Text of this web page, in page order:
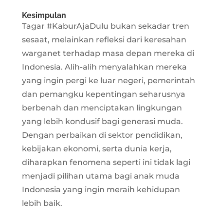
Kesimpulan
Tagar #KaburAjaDulu bukan sekadar tren
sesaat, melainkan refleksi dari keresahan
warganet terhadap masa depan mereka di
Indonesia. Alih-alih menyalahkan mereka
yang ingin pergi ke luar negeri, pemerintah
dan pemangku kepentingan seharusnya
berbenah dan menciptakan lingkungan
yang lebih kondusif bagi generasi muda.
Dengan perbaikan di sektor pendidikan,
kebijakan ekonomi, serta dunia kerja,
diharapkan fenomena seperti ini tidak lagi
menjadi pilihan utama bagi anak muda
Indonesia yang ingin meraih kehidupan
lebih baik.